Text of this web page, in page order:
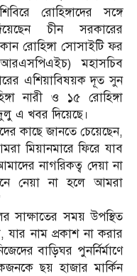
রোহিঙ্গাদের সঙ্গে
চীন সরকারের
রোহিঙ্গা সোসাইটি ফর
মহাসচিব
এশিয়াবিষয়ক দূত সুন
নারী ও ১৫ রোহিঙ্গা
এ খবর দিয়েছে।
কাছে জানতে চেয়েছেন,
মিয়ানমারে ফিরে যাব
নাগরিকত্ব দেয়া না
নেয়া না হলে আমরা
সাক্ষাতের সময় উপস্থিত
যার নাম প্রকাশ না করার
বাড়িঘর পুনর্নির্মাণে
ছয় হাজার মার্কিন